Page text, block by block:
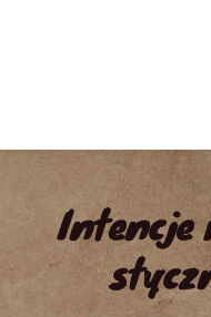
Intencje